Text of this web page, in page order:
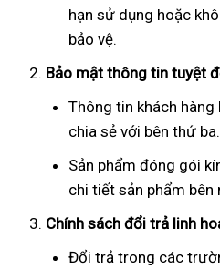
hạn sử dụng hoặc
bảo vệ.
Bảo mật thông tin tuyệt
Thông tin khách
chia sẻ với bên thứ ba.
Sản phẩm đóng gói
chi tiết sản phẩm bên
Chính sách đổi trả linh
Đổi trả trong các